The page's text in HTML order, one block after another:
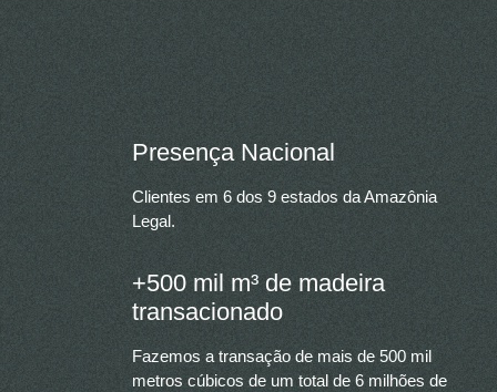
Presença Nacional
Clientes em 6 dos 9 estados da Amazônia
Legal.
+500 mil m³ de madeira
transacionado
Fazemos a transação de mais de 500 mil
metros cúbicos de um total de 6 milhões de